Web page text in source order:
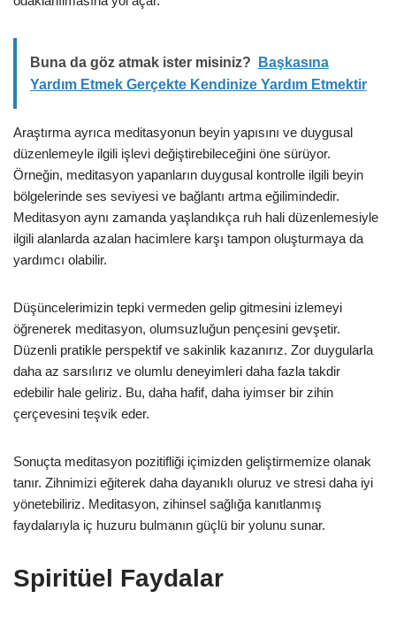
Buna da göz atmak ister misiniz?
Başkasına
Yardım Etmek Gerçekte Kendinize Yardım Etmektir
Araştırma ayrıca meditasyonun beyin yapısını ve duygusal
düzenlemeyle ilgili işlevi değiştirebileceğini öne sürüyor.
Örneğin, meditasyon yapanların duygusal kontrolle ilgili beyin
bölgelerinde ses seviyesi ve bağlantı artma eğilimindedir.
Meditasyon aynı zamanda yaşlandıkça ruh hali düzenlemesiyle
ilgili alanlarda azalan hacimlere karşı tampon oluşturmaya da
yardımcı olabilir.
Düşüncelerimizin tepki vermeden gelip gitmesini izlemeyi
öğrenerek meditasyon, olumsuzluğun pençesini gevşetir.
Düzenli pratikle perspektif ve sakinlik kazanırız. Zor duygularla
daha az sarsılırız ve olumlu deneyimleri daha fazla takdir
edebilir hale geliriz. Bu, daha hafif, daha iyimser bir zihin
çerçevesini teşvik eder.
Sonuçta meditasyon pozitifliği içimizden geliştirmemize olanak
tanır. Zihnimizi eğiterek daha dayanıklı oluruz ve stresi daha iyi
yönetebiliriz. Meditasyon, zihinsel sağlığa kanıtlanmış
faydalarıyla iç huzuru bulmanın güçlü bir yolunu sunar.
Spiritüel Faydalar